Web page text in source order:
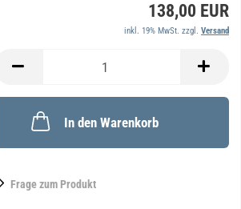
138,00 EUR
inkl. 19% MwSt. zzgl. Versand
In den Warenkorb
Frage zum Produkt